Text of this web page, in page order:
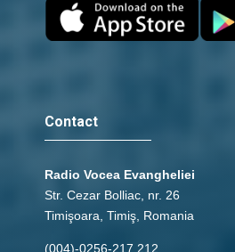
Contact
Radio Vocea Evangheliei
Str. Cezar Bolliac, nr. 26
Timişoara, Timiş, Romania
(004)-0256-217.212